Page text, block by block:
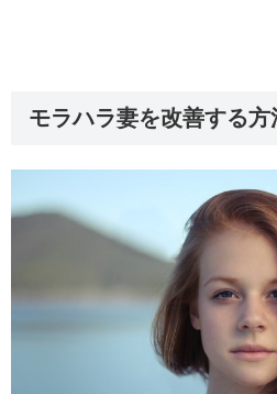
モラハラ妻を改善する方